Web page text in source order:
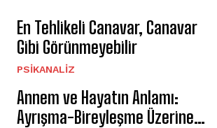
En Tehlikeli Canavar, Canavar
Gibi Görünmeyebilir
PSIKANALIZ
Annem ve Hayatın Anlamı:
Ayrışma-Bireyleşme Üzerine…